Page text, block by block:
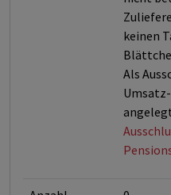
keinen
Als